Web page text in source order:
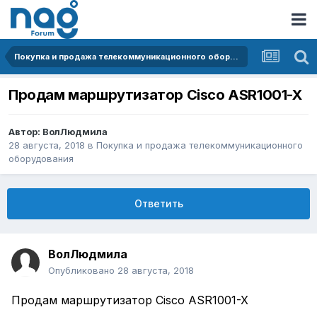
Покупка и продажа телекоммуникационного оборудования
Продам маршрутизатор Cisco ASR1001-X
Автор: ВолЛюдмила
28 августа, 2018 в Покупка и продажа телекоммуникационного
оборудования
Ответить
ВолЛюдмила
Опубликовано 28 августа, 2018
Продам маршрутизатор Cisco ASR1001-X